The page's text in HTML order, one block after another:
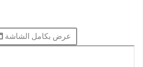
عرض بكامل الشاشة